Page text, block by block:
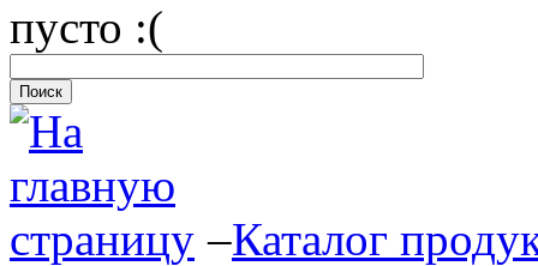
пусто :(
–Каталог